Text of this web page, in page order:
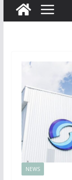
NEWS